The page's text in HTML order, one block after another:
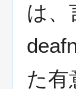
は、
た有